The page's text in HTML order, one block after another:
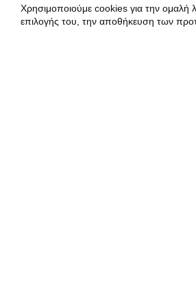
Χρησιμοποιούμε cookies για την ομαλή
επιλογής του, την αποθήκευση των